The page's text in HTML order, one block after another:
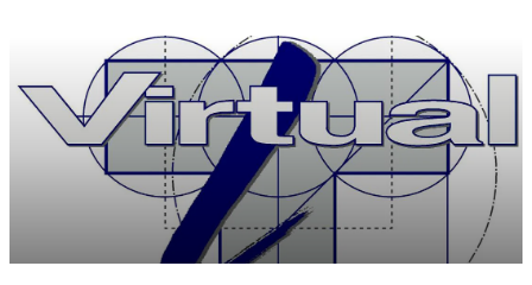
Photo Beam, Remote Viewfinder Pro και Mobile Link.
φακό 16-50mm Power Zoom οι χρήστες μπορούν να
ελέγξουν τη λειτουργία ζουμ της φωτογραφικής
μηχανής από το κινητό τους τηλέφωνο, μέσω του
Remote Viewfinder Pro, για ακόμα μεγαλύτερη
δημιουργικότητα.